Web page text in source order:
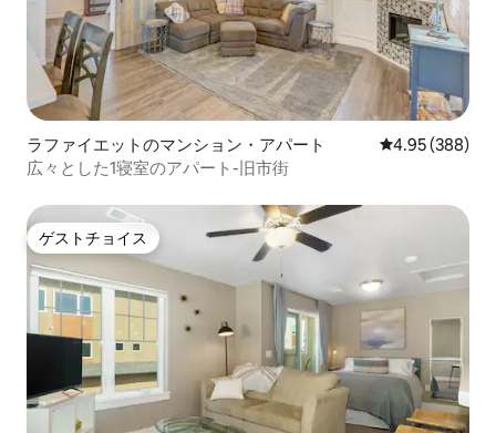
ラファイエットのマンション・アパート レビュー388
4.95 (388)
広々とした1寝室のアパート-旧市街
ゲストチョイス
ゲストチョイス